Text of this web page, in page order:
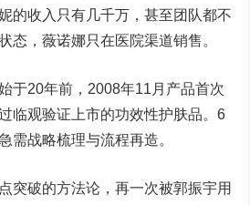
的收入只有几千万，甚至团队都不
态，薇诺娜只在医院渠道销售。
20年前，2008年11月产品首次
临观验证上市的功效性护肤品。6
需战略梳理与流程再造。
破的方法论，再一次被郭振宇用